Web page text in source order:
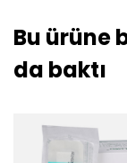
Bu ürüne
da baktı